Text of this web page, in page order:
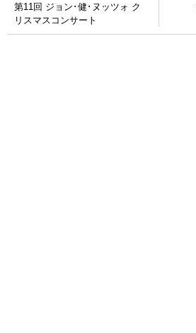
第11回 ジョン･健･ヌッツォ ク
リスマスコンサート